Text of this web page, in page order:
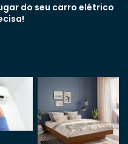
do seu carro elétrico